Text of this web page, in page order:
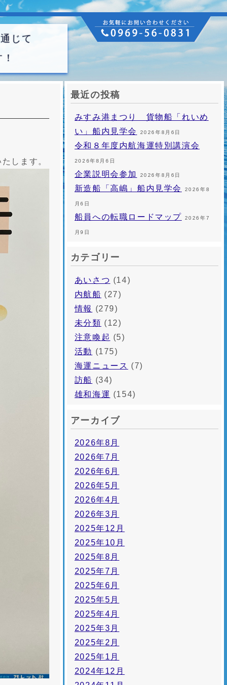
じて
します。
最近の投稿
みすみ港まつり 貨物船「れいめ
い」船内見学会
2026年8月6日
令和８年度内航海運特別講演会
2026年8月6日
企業説明会参加 2026年8月6日
新造船「高嶋」船内見学会 2026年8
月6日
船員への転職ロードマップ 2026年7
月9日
カテゴリー
あいさつ (14)
内航船 (27)
情報
(279)
未分類 (12)
注意喚起 (5)
活動 (175)
海運ニュース (7)
訪船 (34)
雄和海運 (154)
アーカイブ
2026年8月
2026年7月
2026年6月
2026年5月
2026年4月
2026年3月
2025年12月
2025年10月
2025年8月
2025年7月
2025年6月
2025年5月
2025年4月
2025年3月
2025年2月
2025年1月
2024年12月